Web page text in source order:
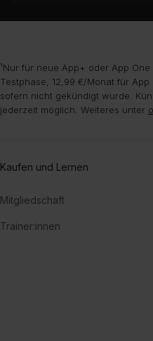
¹Nur für neue App+ oder App
Testphase, 12,99 €/Monat für
sofern nicht gekündigt wurde.
jederzeit möglich. Weiteres unter
Kaufen und Lernen
Mitgliedschaft
Trainer:innen